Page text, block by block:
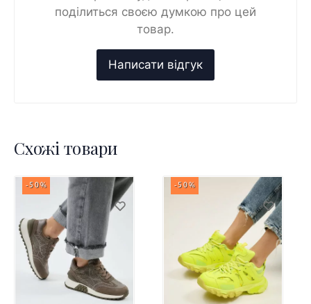
поділиться своєю думкою про цей
товар.
Схожі товари
-50% -50%